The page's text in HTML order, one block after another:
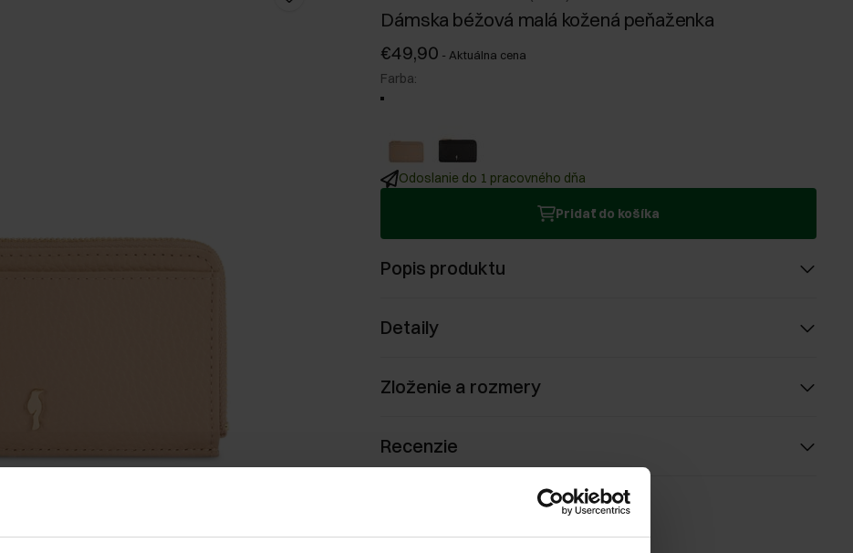
Dámska béžová malá kožená peňaženka
€49,90 - Aktuálna cena
Farba:
Odoslanie do 1 pracovného dňa
Pridať do košíka
Popis produktu
Detaily
Zloženie a rozmery
Recenzie